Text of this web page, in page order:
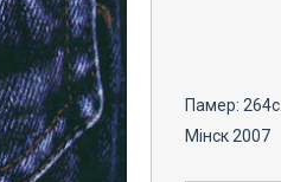
Памер: 264с.
Мінск 2007